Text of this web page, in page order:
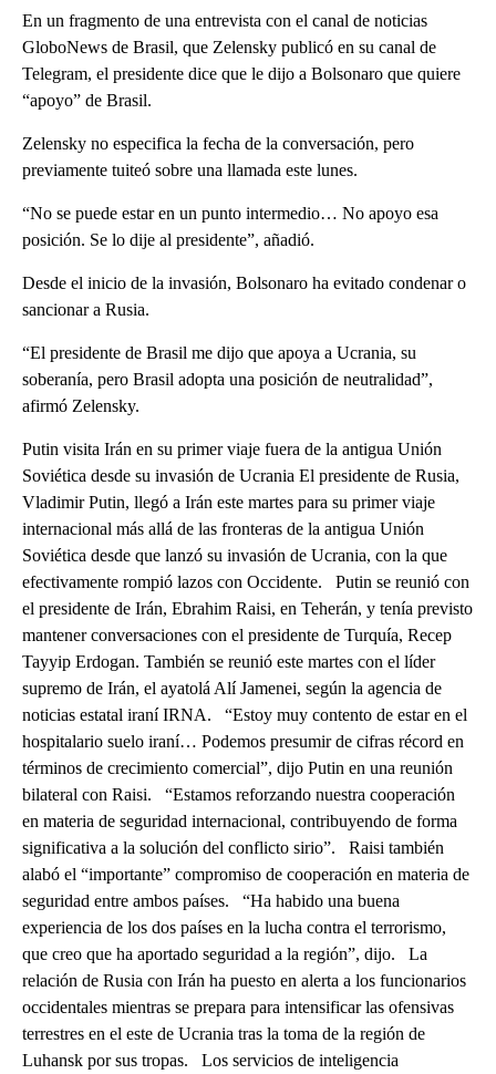
En un fragmento de una entrevista con el canal de noticias
GloboNews de Brasil, que Zelensky publicó en su canal de
Telegram, el presidente dice que le dijo a Bolsonaro que quiere
“apoyo” de Brasil.
Zelensky no especifica la fecha de la conversación, pero
previamente tuiteó sobre una llamada este lunes.
“No se puede estar en un punto intermedio… No apoyo esa
posición. Se lo dije al presidente”, añadió.
Desde el inicio de la invasión, Bolsonaro ha evitado condenar o
sancionar a Rusia.
“El presidente de Brasil me dijo que apoya a Ucrania, su
soberanía, pero Brasil adopta una posición de neutralidad”,
afirmó Zelensky.
Putin visita Irán en su primer viaje fuera de la antigua Unión
Soviética desde su invasión de Ucrania El presidente de Rusia,
Vladimir Putin, llegó a Irán este martes para su primer viaje
internacional más allá de las fronteras de la antigua Unión
Soviética desde que lanzó su invasión de Ucrania, con la que
efectivamente rompió lazos con Occidente. Putin se reunió con
el presidente de Irán, Ebrahim Raisi, en Teherán, y tenía previsto
mantener conversaciones con el presidente de Turquía, Recep
Tayyip Erdogan. También se reunió este martes con el líder
supremo de Irán, el ayatolá Alí Jamenei, según la agencia de
noticias estatal iraní IRNA. “Estoy muy contento de estar en el
hospitalario suelo iraní… Podemos presumir de cifras récord en
términos de crecimiento comercial”, dijo Putin en una reunión
bilateral con Raisi. “Estamos reforzando nuestra cooperación
en materia de seguridad internacional, contribuyendo de forma
significativa a la solución del conflicto sirio”. Raisi también
alabó el “importante” compromiso de cooperación en materia de
seguridad entre ambos países. “Ha habido una buena
experiencia de los dos países en la lucha contra el terrorismo,
que creo que ha aportado seguridad a la región”, dijo. La
relación de Rusia con Irán ha puesto en alerta a los funcionarios
occidentales mientras se prepara para intensificar las ofensivas
terrestres en el este de Ucrania tras la toma de la región de
Luhansk por sus tropas. Los servicios de inteligencia